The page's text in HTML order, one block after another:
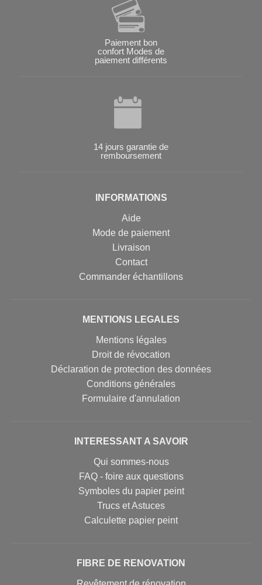
Paiement bon
confort Modes de
paiement différents
14 jours garantie de
remboursement
INFORMATIONS
Aide
Mode de paiement
Livraison
Contact
Commander échantillons
MENTIONS LEGALES
Mentions légales
Droit de révocation
Déclaration de protection des données
Conditions générales
Formulaire d'annulation
INTERESSANT A SAVOIR
Qui sommes-nous
FAQ - foire aux questions
Symboles du papier peint
Trucs et Astuces
Calculette papier peint
FIBRE DE RENOVATION